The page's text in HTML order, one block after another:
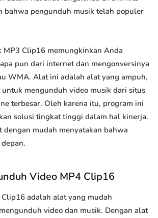
bahwa pengunduh musik telah populer
MP3 Clip16 memungkinkan Anda
pun dari internet dan mengonversinya
WMA. Alat ini adalah alat yang ampuh,
untuk mengunduh video musik dari situs
terbesar. Oleh karena itu, program ini
solusi tingkat tinggi dalam hal kinerja.
dengan mudah menyatakan bahwa
Video MP4 Clip16
adalah alat yang mudah
video dan musik. Dengan alat